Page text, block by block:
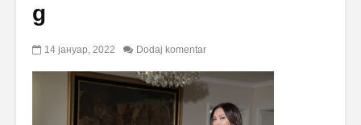
g
14 јануар, 2022 Dodaj komentar